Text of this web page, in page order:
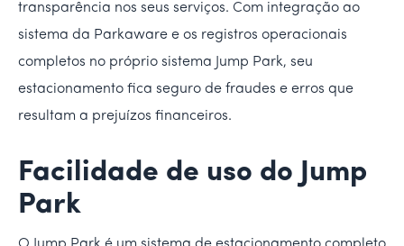
transparência nos seus serviços. Com integração ao
sistema da Parkaware e os registros operacionais
completos no próprio sistema Jump Park, seu
estacionamento fica seguro de fraudes e erros que
resultam a prejuízos financeiros.
Facilidade de uso do Jump
Park